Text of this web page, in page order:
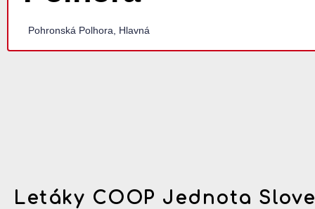
Pohronská Polhora, Hlavná
Letáky COOP Jednota